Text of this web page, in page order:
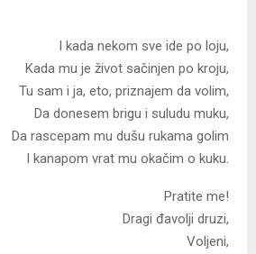
I kada nekom sve ide po loju,
Kada mu je život sačinjen po kroju,
Tu sam i ja, eto, priznajem da volim,
Da donesem brigu i suludu muku,
Da rascepam mu dušu rukama golim
I kanapom vrat mu okačim o kuku.
Pratite me!
Dragi đavolji druzi,
Voljeni,